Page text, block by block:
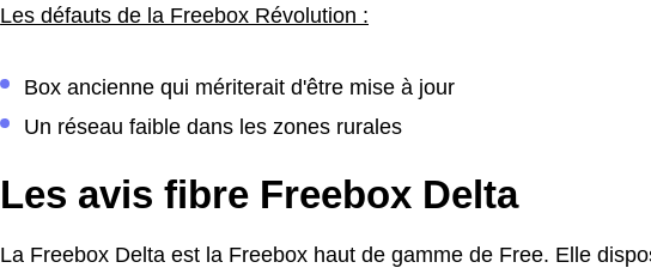
Les défauts de la Freebox Révolution :
Box ancienne qui mériterait d'être mise à jour
Un réseau faible dans les zones rurales
Les avis fibre Freebox Delta
La Freebox Delta est la Freebox haut de gamme de Free. Elle